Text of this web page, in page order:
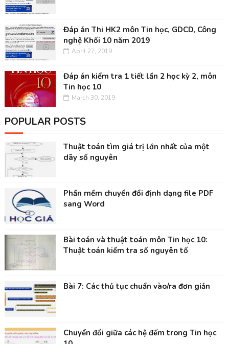
Đáp án Thi HK2 môn Tin học, GDCD, Công
nghệ Khối 10 năm 2019
April 27, 2019
Đáp án kiểm tra 1 tiết lần 2 học kỳ 2, môn
Tin học 10
March 30, 2019
POPULAR POSTS
Thuật toán tìm giá trị lớn nhất của một
dãy số nguyên
Phần mềm chuyển đổi định dạng file PDF
sang Word
Bài toán và thuật toán môn Tin học 10:
Thuật toán kiểm tra số nguyên tố
Bài 7: Các thủ tục chuẩn vào/ra đơn giản
Chuyển đổi giữa các hệ đếm trong Tin học